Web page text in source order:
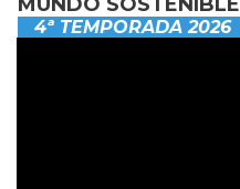
MUNDO SOSTENIBLE
4ª TEMPORADA 2026